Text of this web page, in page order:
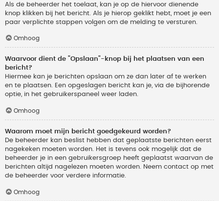
Als de beheerder het toelaat, kan je op de hiervoor dienende
knop klikken bij het bericht. Als je hierop geklikt hebt, moet je een
paar verplichte stappen volgen om de melding te versturen.
Omhoog
Waarvoor dient de "Opslaan"-knop bij het plaatsen van een
bericht?
Hiermee kan je berichten opslaan om ze dan later af te werken
en te plaatsen. Een opgeslagen bericht kan je, via de bijhorende
optie, in het gebruikerspaneel weer laden.
Omhoog
Waarom moet mijn bericht goedgekeurd worden?
De beheerder kan beslist hebben dat geplaatste berichten eerst
nagekeken moeten worden. Het is tevens ook mogelijk dat de
beheerder je in een gebruikersgroep heeft geplaatst waarvan de
berichten altijd nagelezen moeten worden. Neem contact op met
de beheerder voor verdere informatie.
Omhoog